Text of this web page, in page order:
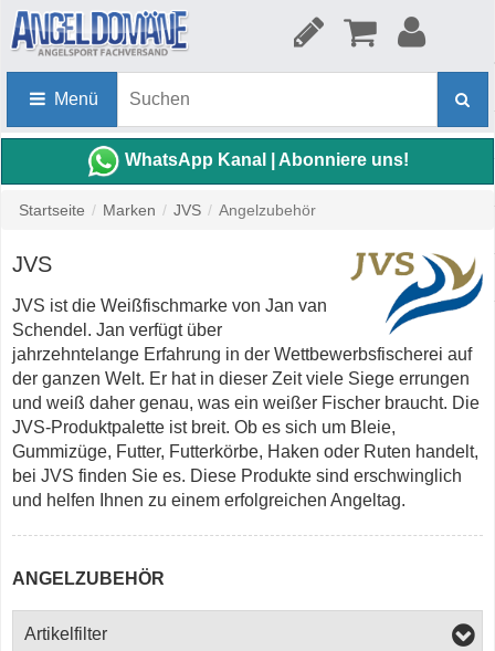
Menü
WhatsApp Kanal | Abonniere uns!
Startseite / Marken / JVS / Angelzubehör
JVS
JVS ist die Weißfischmarke von Jan van
Schendel. Jan verfügt über
jahrzehntelange Erfahrung in der Wettbewerbsfischerei auf
der ganzen Welt. Er hat in dieser Zeit viele Siege errungen
und weiß daher genau, was ein weißer Fischer braucht. Die
JVS-Produktpalette ist breit. Ob es sich um Bleie,
Gummizüge, Futter, Futterkörbe, Haken oder Ruten handelt,
bei JVS finden Sie es. Diese Produkte sind erschwinglich
und helfen Ihnen zu einem erfolgreichen Angeltag.
ANGELZUBEHÖR
Artikelfilter